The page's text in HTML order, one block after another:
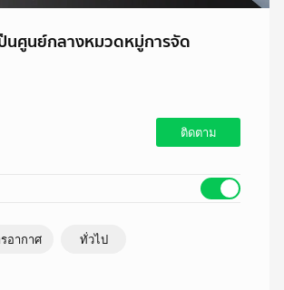
นศูนย์กลางหมวดหมู่การจัด
ติดตาม
อากาศ ทั่วไป